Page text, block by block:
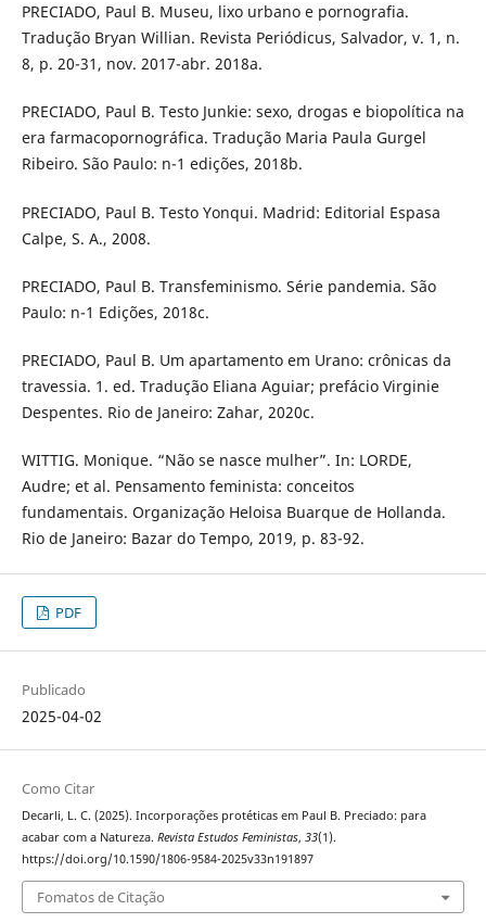
PRECIADO, Paul B. Museu, lixo urbano e pornografia.
Tradução Bryan Willian. Revista Periódicus, Salvador, v. 1, n.
8, p. 20-31, nov. 2017-abr. 2018a.
PRECIADO, Paul B. Testo Junkie: sexo, drogas e biopolítica na
era farmacopornográfica. Tradução Maria Paula Gurgel
Ribeiro. São Paulo: n-1 edições, 2018b.
PRECIADO, Paul B. Testo Yonqui. Madrid: Editorial Espasa
Calpe, S. A., 2008.
PRECIADO, Paul B. Transfeminismo. Série pandemia. São
Paulo: n-1 Edições, 2018c.
PRECIADO, Paul B. Um apartamento em Urano: crônicas da
travessia. 1. ed. Tradução Eliana Aguiar; prefácio Virginie
Despentes. Rio de Janeiro: Zahar, 2020c.
WITTIG. Monique. “Não se nasce mulher”. In: LORDE,
Audre; et al. Pensamento feminista: conceitos
fundamentais. Organização Heloisa Buarque de Hollanda.
Rio de Janeiro: Bazar do Tempo, 2019, p. 83-92.
PDF
Publicado
2025-04-02
Como Citar
Decarli, L. C. (2025). Incorporações protéticas em Paul B. Preciado: para
acabar com a Natureza. Revista Estudos Feministas, 33(1).
https://doi.org/10.1590/1806-9584-2025v33n191897
Fomatos de Citação